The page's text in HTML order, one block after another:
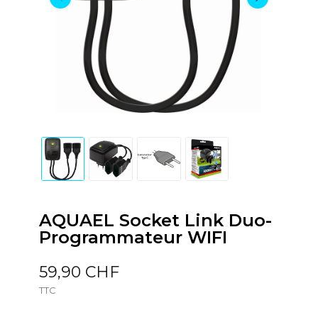
AQUAEL Socket Link Duo-
Programmateur WIFI
59,90 CHF
TTC